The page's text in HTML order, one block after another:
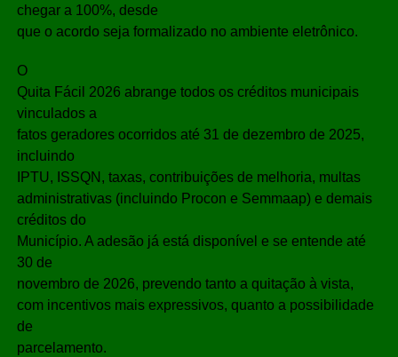
chegar a 100%, desde
que o acordo seja formalizado no ambiente eletrônico.
O
Quita Fácil 2026 abrange todos os créditos municipais
vinculados a
fatos geradores ocorridos até 31 de dezembro de 2025,
incluindo
IPTU, ISSQN, taxas, contribuições de melhoria, multas
administrativas (incluindo Procon e Semmaap) e demais
créditos do
Município. A adesão já está disponível e se entende até
30 de
novembro de 2026, prevendo tanto a quitação à vista,
com incentivos mais expressivos, quanto a possibilidade
de
parcelamento.